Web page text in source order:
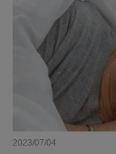
2023/07/04